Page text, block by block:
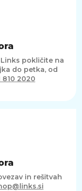
pokličite na
do petka, od
810 2020
in rešitvah